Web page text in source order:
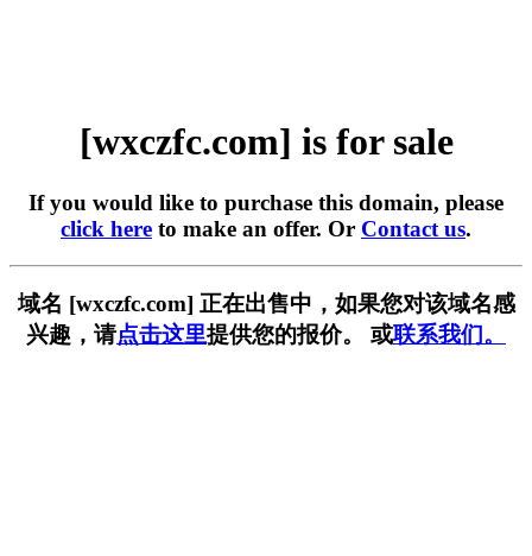
[wxczfc.com] is for sale
If you would like to purchase this domain, please
click here to make an offer. Or Contact us.
域名 [wxczfc.com] 正在出售中，如果您对该域名感
兴趣，请点击这里提供您的报价。 或联系我们。